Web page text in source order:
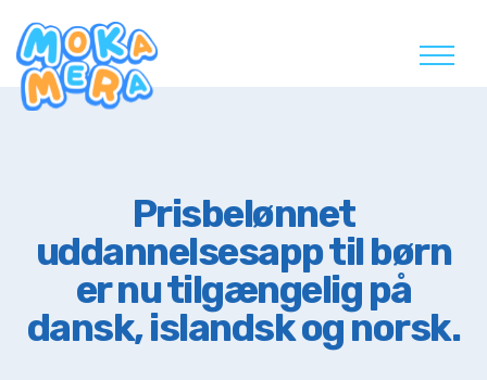
to
content
Prisbelønnet
uddannelsesapp til børn
er nu tilgængelig på
dansk, islandsk og norsk.